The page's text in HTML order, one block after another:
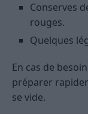
Conserves
rouges.
Quelques
En cas de
préparer
se vide.